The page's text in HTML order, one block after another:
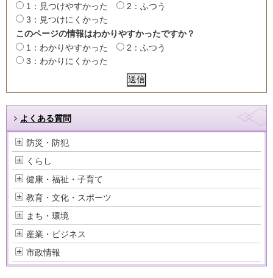
1：見つけやすかった
2：ふつう
3：見つけにくかった
このページの情報はわかりやすかったですか？
1：わかりやすかった
2：ふつう
3：わかりにくかった
よくある質問
防災・防犯
くらし
健康・福祉・子育て
教育・文化・スポーツ
まち・環境
産業・ビジネス
市政情報